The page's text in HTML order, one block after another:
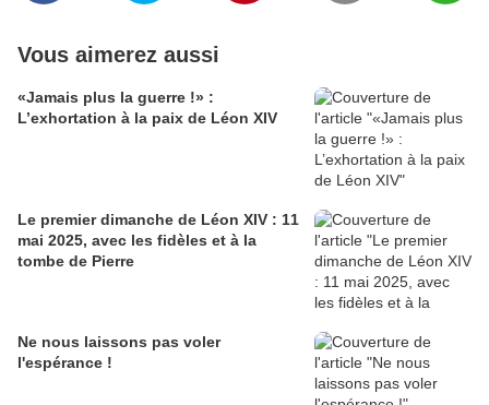
Vous aimerez aussi
«Jamais plus la guerre !» :
L’exhortation à la paix de Léon XIV
Le premier dimanche de Léon XIV : 11
mai 2025, avec les fidèles et à la
tombe de Pierre
Ne nous laissons pas voler
l'espérance !